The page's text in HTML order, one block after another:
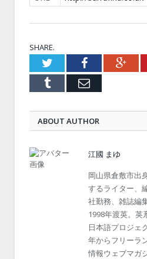
SHARE.
TwitterFacebook
Tumblr Email
ABOUT AUTHOR
江國 まゆ
岡山県倉敷市出
するライター、
社勤務、雑誌編
1998年渡英。英
日本語プロジェ
年からフリーラ
情報ウェブマガ